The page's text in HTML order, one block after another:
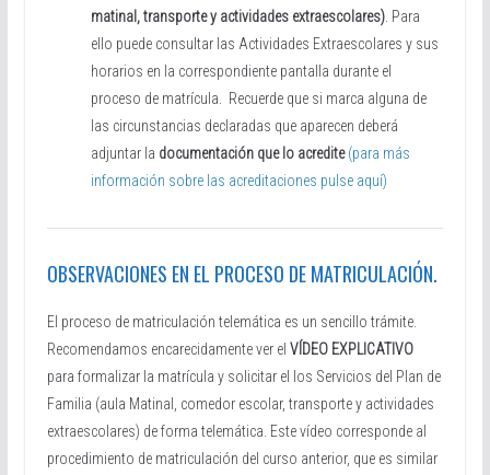
matinal, transporte y actividades extraescolares). Para
ello puede consultar las Actividades Extraescolares y sus
horarios en la correspondiente pantalla durante el
proceso de matrícula. Recuerde que si marca alguna de
las circunstancias declaradas que aparecen deberá
adjuntar la documentación que lo acredite (para más
información sobre las acreditaciones pulse aquí)
OBSERVACIONES EN EL PROCESO DE MATRICULACIÓN.
El proceso de matriculación telemática es un sencillo trámite.
Recomendamos encarecidamente ver el VÍDEO EXPLICATIVO
para formalizar la matrícula y solicitar el los Servicios del Plan de
Familia (aula Matinal, comedor escolar, transporte y actividades
extraescolares) de forma telemática. Este vídeo corresponde al
procedimiento de matriculación del curso anterior, que es similar